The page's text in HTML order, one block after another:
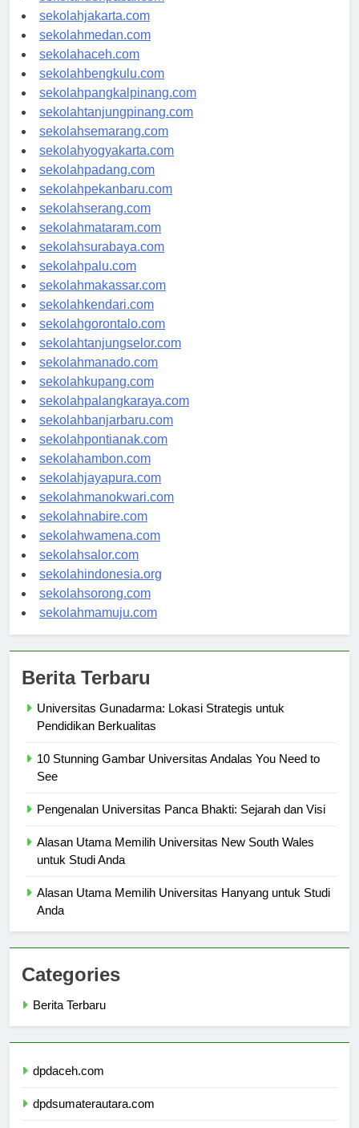
sekolahdenpasar.com
sekolahjakarta.com
sekolahmedan.com
sekolahaceh.com
sekolahbengkulu.com
sekolahpangkalpinang.com
sekolahtanjungpinang.com
sekolahsemarang.com
sekolahyogyakarta.com
sekolahpadang.com
sekolahpekanbaru.com
sekolahserang.com
sekolahmataram.com
sekolahsurabaya.com
sekolahpalu.com
sekolahmakassar.com
sekolahkendari.com
sekolahgorontalo.com
sekolahtanjungselor.com
sekolahmanado.com
sekolahkupang.com
sekolahpalangkaraya.com
sekolahbanjarbaru.com
sekolahpontianak.com
sekolahambon.com
sekolahjayapura.com
sekolahmanokwari.com
sekolahnabire.com
sekolahwamena.com
sekolahsalor.com
sekolahindonesia.org
sekolahsorong.com
Universitas Gunadarma: Lokasi Strategis untuk
10 Stunning Gambar Universitas Andalas You Need to
Alasan Utama Memilih Universitas New South Wales
Alasan Utama Memilih Universitas Hanyang untuk Studi
Categories